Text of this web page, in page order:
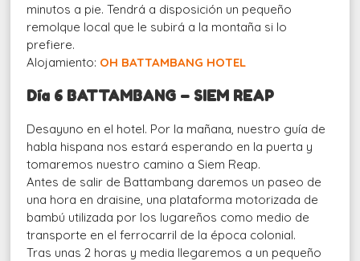
minutos a pie. Tendrá a disposición un pequeño
remolque local que le subirá a la montaña si lo
prefiere.
Alojamiento: OH BATTAMBANG HOTEL
Día 6 BATTAMBANG – SIEM REAP
Desayuno en el hotel. Por la mañana, nuestro guía de
habla hispana nos estará esperando en la puerta y
tomaremos nuestro camino a Siem Reap.
Antes de salir de Battambang daremos un paseo de
una hora en draisine, una plataforma motorizada de
bambú utilizada por los lugareños como medio de
transporte en el ferrocarril de la época colonial.
Tras unas 2 horas y media llegaremos a un pequeño